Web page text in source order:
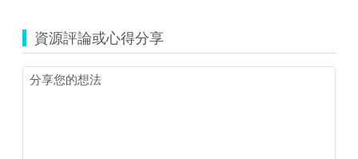
資源評論或心得分享